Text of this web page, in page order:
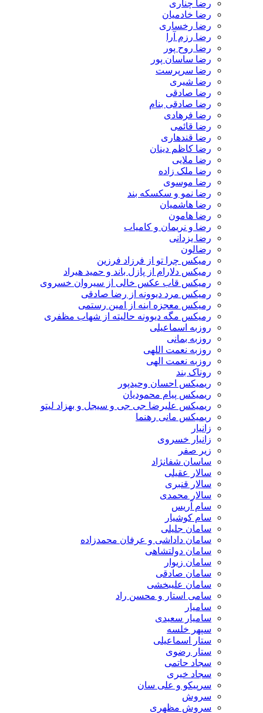
رضا چناری
رضا خادمیان
رضا رخساری
رضا رزم آرا
رضا روح پور
رضا ساسان پور
رضا سرپرست
رضا شیری
رضا صادقی
رضا صادقی بنام
رضا فرهادی
رضا قائمی
رضا قندهاری
رضا کاظم دینان
رضا ملایی
رضا ملک زاده
رضا موسوی
رضا نمو و سکسکه بند
رضا هاشمیان
رضا هامون
رضا و نریمان و کامیاب
رضا یزدانی
رضالون
رمیکس چرا تو از فرزاد فرزین
رمیکس دلارام از پازل باند و حمید هیراد
رمیکس قاب عکس خالی از سیروان خسروی
رمیکس مرد دیوونه از رضا صادقی
رمیکس معجزه اینه از امین رستمی
رمیکس مگه دیوونه حالیته از شهاب مظفری
روزبه اسماعیلی
روزبه بمانی
روزبه نعمت اللهی
روزبه نعمت الهی
روناک بند
ریمیکس احسان وحیدپور
ریمیکس پیام محمودیان
ریمیکس علیرضا جی جی و سیجل و بهزاد لیتو
ریمیکس مانی رهنما
زانیار
زانیار خسروی
زیر صفر
ساسان شفانژاد
سالار عقیلی
سالار قنبری
سالار محمدی
سام آریس
سام کوشیار
سامان جلیلی
سامان داداشی و عرفان محمدزاده
سامان دولتشاهی
سامان زیوار
سامان صادقی
سامان علیبخشی
سامی استار و محسن راد
سامیار
سامیار سعیدی
سپهر خلسه
ستار اسماعیلی
ستار رضوی
سجاد حاتمی
سجاد خیری
سرپیکو و علی سان
سروش
سروش مظهری